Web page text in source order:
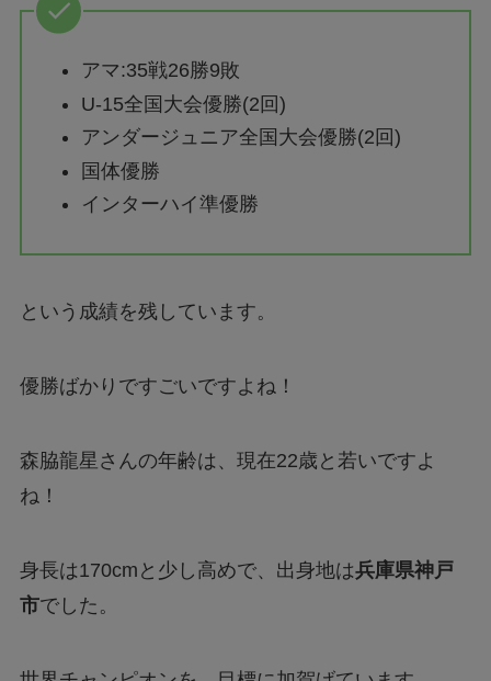
アマ:35戦26勝9敗
U-15全国大会優勝(2回)
アンダージュニア全国大会優勝(2回)
国体優勝
インターハイ準優勝
という成績を残しています。
優勝ばかりですごいですよね！
森脇龍星さんの年齢は、現在22歳と若いですよ
ね！
身長は170cmと少し高めで、出身地は兵庫県神戸
市でした。